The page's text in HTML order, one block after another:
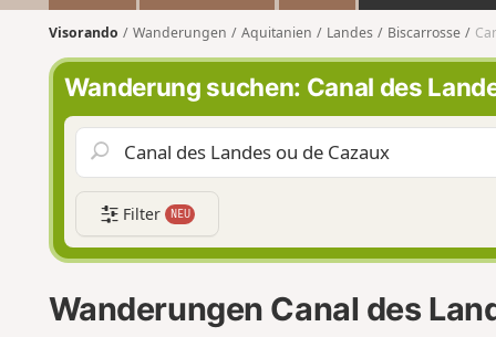
n
d
o
Visorando Wanderungen Aquitanien Landes Biscarrosse
Wanderung suchen: Canal des
Filter NEU
Wanderungen Canal des